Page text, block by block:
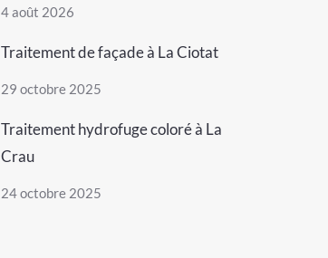
4 août 2026
Traitement de façade à La Ciotat
29 octobre 2025
Traitement hydrofuge coloré à La
Crau
24 octobre 2025